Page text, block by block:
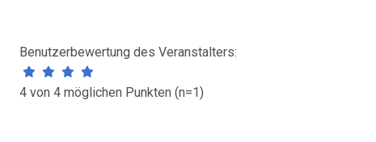
Benutzerbewertung des Veranstalters:
4 von 4 möglichen Punkten (n=1)